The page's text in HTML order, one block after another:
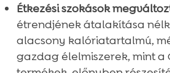
Étkezési szokások
étrendjének átalakítása
alacsony kalóriatartalmú,
gazdag élelmiszerek, mint a